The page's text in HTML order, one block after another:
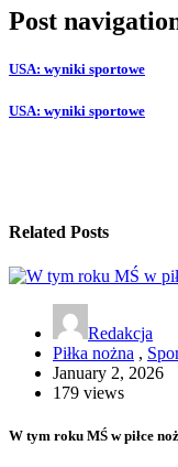
Post
USA: wyniki sportowe
USA: wyniki sportowe
Related Posts
Redakcja
Piłka nożna ,
January 2, 2026
179 views
W tym roku MŚ w piłce